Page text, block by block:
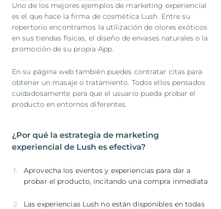
Uno de los mejores ejemplos de marketing experiencial
es el que hace la firma de cosmética Lush. Entre su
repertorio encontramos la utilización de olores exóticos
en sus tiendas físicas, el diseño de envases naturales o la
promoción de su propia App.
En su página web también puedes contratar citas para
obtener un masaje o tratamiento. Todos ellos pensados
cuidadosamente para que el usuario pueda probar el
producto en entornos diferentes.
¿Por qué la estrategia de marketing
experiencial de Lush es efectiva?
Aprovecha los eventos y experiencias para dar a
probar el producto, incitando una compra inmediata
Las experiencias Lush no están disponibles en todas